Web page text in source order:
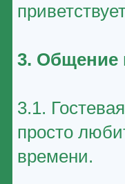
3. Общение
3.1.
просто
времени.